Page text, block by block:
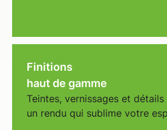
Finitions
haut de gamme
Teintes, vernissages et
un rendu qui sublime votre